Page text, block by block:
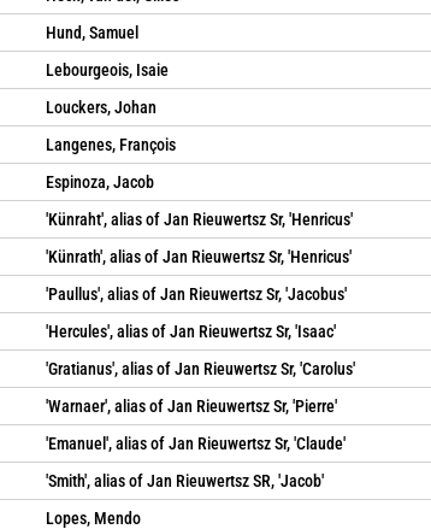
Hund, Samuel
Lebourgeois, Isaie
Louckers, Johan
Langenes, François
Espinoza, Jacob
'Künraht', alias of Jan Rieuwertsz Sr, 'Henricus'
'Künrath', alias of Jan Rieuwertsz Sr, 'Henricus'
'Paullus', alias of Jan Rieuwertsz Sr, 'Jacobus'
'Hercules', alias of Jan Rieuwertsz Sr, 'Isaac'
'Gratianus', alias of Jan Rieuwertsz Sr, 'Carolus'
'Warnaer', alias of Jan Rieuwertsz Sr, 'Pierre'
'Emanuel', alias of Jan Rieuwertsz Sr, 'Claude'
'Smith', alias of Jan Rieuwertsz SR, 'Jacob'
Lopes, Mendo